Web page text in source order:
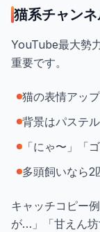
猫系チャン
YouTube最大勢
重要です。
猫の表情アッ
背景はパステ
「にゃ〜」「
多頭飼いなら2
キャッチコピー
が…」「甘えん坊